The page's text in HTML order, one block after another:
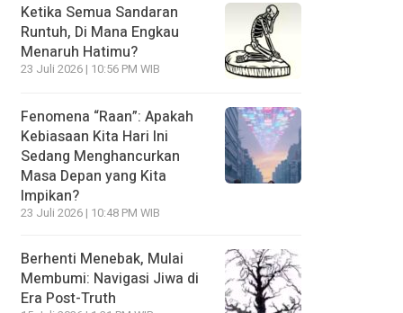
Ketika Semua Sandaran
Runtuh, Di Mana Engkau
Menaruh Hatimu?
23 Juli 2026 | 10:56 PM WIB
Fenomena “Raan”: Apakah
Kebiasaan Kita Hari Ini
Sedang Menghancurkan
Masa Depan yang Kita
Impikan?
23 Juli 2026 | 10:48 PM WIB
Berhenti Menebak, Mulai
Membumi: Navigasi Jiwa di
Era Post-Truth